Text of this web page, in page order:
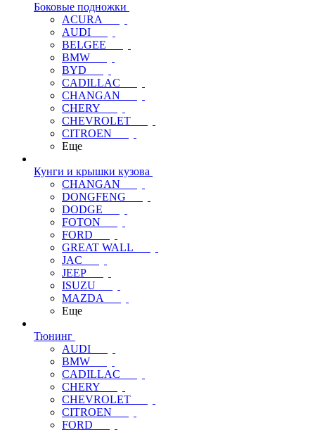
Боковые подножки
ACURA
AUDI
BELGEE
BMW
BYD
CADILLAC
CHANGAN
CHERY
CHEVROLET
CITROEN
Еще
Кунги и крышки кузова
CHANGAN
DONGFENG
DODGE
FOTON
FORD
GREAT WALL
JAC
JEEP
ISUZU
MAZDA
Еще
Тюнинг
AUDI
BMW
CADILLAC
CHERY
CHEVROLET
CITROEN
FORD